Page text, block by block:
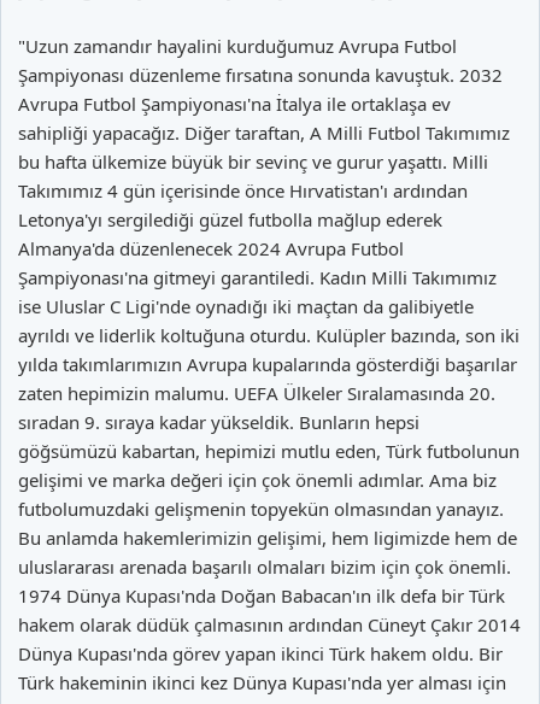
"Uzun zamandır hayalini kurduğumuz Avrupa Futbol
Şampiyonası düzenleme fırsatına sonunda kavuştuk. 2032
Avrupa Futbol Şampiyonası'na İtalya ile ortaklaşa ev
sahipliği yapacağız. Diğer taraftan, A Milli Futbol Takımımız
bu hafta ülkemize büyük bir sevinç ve gurur yaşattı. Milli
Takımımız 4 gün içerisinde önce Hırvatistan'ı ardından
Letonya'yı sergilediği güzel futbolla mağlup ederek
Almanya'da düzenlenecek 2024 Avrupa Futbol
Şampiyonası'na gitmeyi garantiledi. Kadın Milli Takımımız
ise Uluslar C Ligi'nde oynadığı iki maçtan da galibiyetle
ayrıldı ve liderlik koltuğuna oturdu. Kulüpler bazında, son iki
yılda takımlarımızın Avrupa kupalarında gösterdiği başarılar
zaten hepimizin malumu. UEFA Ülkeler Sıralamasında 20.
sıradan 9. sıraya kadar yükseldik. Bunların hepsi
göğsümüzü kabartan, hepimizi mutlu eden, Türk futbolunun
gelişimi ve marka değeri için çok önemli adımlar. Ama biz
futbolumuzdaki gelişmenin topyekün olmasından yanayız.
Bu anlamda hakemlerimizin gelişimi, hem ligimizde hem de
uluslararası arenada başarılı olmaları bizim için çok önemli.
1974 Dünya Kupası'nda Doğan Babacan'ın ilk defa bir Türk
hakem olarak düdük çalmasının ardından Cüneyt Çakır 2014
Dünya Kupası'nda görev yapan ikinci Türk hakem oldu. Bir
Türk hakeminin ikinci kez Dünya Kupası'nda yer alması için